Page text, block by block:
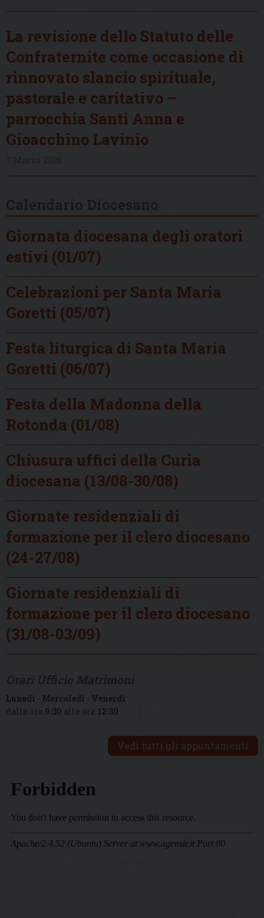
La revisione dello Statuto delle
Confraternite come occasione di
rinnovato slancio spirituale,
pastorale e caritativo –
parrocchia Santi Anna e
Gioacchino Lavinio
Giornata diocesana degli oratori
estivi (01/07)
Celebrazioni per Santa Maria
Goretti (05/07)
Festa liturgica di Santa Maria
Goretti (06/07)
Festa della Madonna della
Rotonda (01/08)
Chiusura uffici della Curia
diocesana (13/08-30/08)
Giornate residenziali di
formazione per il clero diocesano
(24-27/08)
Giornate residenziali di
formazione per il clero diocesano
(31/08-03/09)
Lunedì - Mercoledì - Venerdì
dalle ore 9:30 alle ore 12:30
Vedi tutti gli appuntamenti